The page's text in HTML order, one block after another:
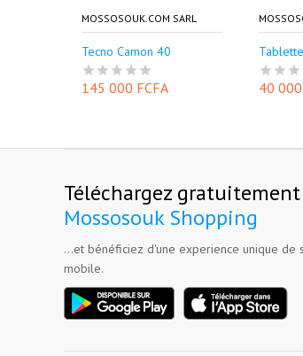
MOSSOSOUK.COM SARL
Tecno Camon 40
145 000 FCFA 40
Téléchargez
Mossosouk Shopping
...et bénéficiez d'une experience unique de
mobile.